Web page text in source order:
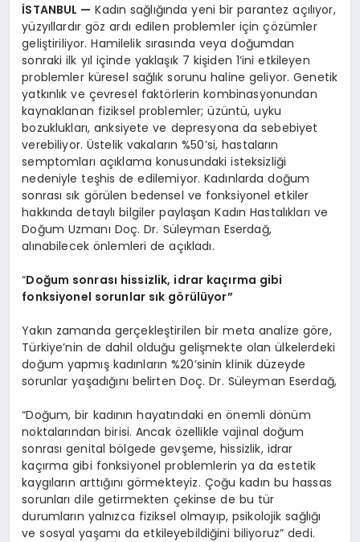
İSTANBUL — Kadın sağlığında yeni bir parantez açılıyor,
yüzyıllardır göz ardı edilen problemler için çözümler
geliştiriliyor. Hamilelik sırasında veya doğumdan
sonraki ilk yıl içinde yaklaşık 7 kişiden 1’ini etkileyen
problemler küresel sağlık sorunu haline geliyor. Genetik
yatkınlık ve çevresel faktörlerin kombinasyonundan
kaynaklanan fiziksel problemler; üzüntü, uyku
bozuklukları, anksiyete ve depresyona da sebebiyet
verebiliyor. Üstelik vakaların %50’si, hastaların
semptomları açıklama konusundaki isteksizliği
nedeniyle teşhis de edilemiyor. Kadınlarda doğum
sonrası sık görülen bedensel ve fonksiyonel etkiler
hakkında detaylı bilgiler paylaşan Kadın Hastalıkları ve
Doğum Uzmanı Doç. Dr. Süleyman Eserdağ,
alınabilecek önlemleri de açıkladı.
“Doğum sonrası hissizlik, idrar kaçırma gibi
fonksiyonel sorunlar sık görülüyor”
Yakın zamanda gerçekleştirilen bir meta analize göre,
Türkiye’nin de dahil olduğu gelişmekte olan ülkelerdeki
doğum yapmış kadınların %20’sinin klinik düzeyde
sorunlar yaşadığını belirten Doç. Dr. Süleyman Eserdağ,
“Doğum, bir kadının hayatındaki en önemli dönüm
noktalarından birisi. Ancak özellikle vajinal doğum
sonrası genital bölgede gevşeme, hissizlik, idrar
kaçırma gibi fonksiyonel problemlerin ya da estetik
kaygıların arttığını görmekteyiz. Çoğu kadın bu hassas
sorunları dile getirmekten çekinse de bu tür
durumların yalnızca fiziksel olmayıp, psikolojik sağlığı
ve sosyal yaşamı da etkileyebildiğini biliyoruz” dedi.